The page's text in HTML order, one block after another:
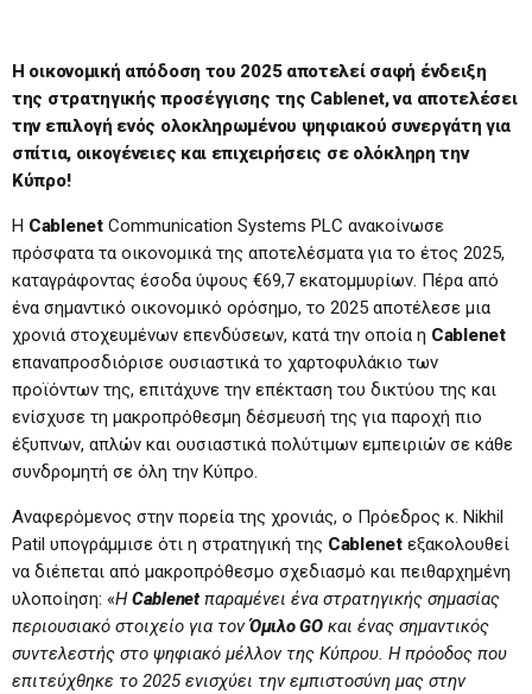
Η οικονομική απόδοση του 2025 αποτελεί σαφή ένδειξη
της στρατηγικής προσέγγισης της Cablenet, να αποτελέσει
την επιλογή ενός ολοκληρωμένου ψηφιακού συνεργάτη για
σπίτια, οικογένειες και επιχειρήσεις σε ολόκληρη την
Κύπρο!
Η CablenetCommunication Systems PLC ανακοίνωσε
πρόσφατα τα οικονομικά της αποτελέσματα για το έτος 2025,
καταγράφοντας έσοδα ύψους €69,7 εκατομμυρίων. Πέρα από
ένα σημαντικό οικονομικό ορόσημο, το 2025 αποτέλεσε μια
χρονιά στοχευμένων επενδύσεων, κατά την οποία η Cablenet
επαναπροσδιόρισε ουσιαστικά το χαρτοφυλάκιο των
προϊόντων της, επιτάχυνε την επέκταση του δικτύου της και
ενίσχυσε τη μακροπρόθεσμη δέσμευσή της για παροχή πιο
έξυπνων, απλών και ουσιαστικά πολύτιμων εμπειριών σε κάθε
συνδρομητή σε όλη την Κύπρο.
Αναφερόμενος στην πορεία της χρονιάς, ο Πρόεδρος κ. Nikhil
Patil υπογράμμισε ότι η στρατηγική της Cablenetεξακολουθεί
να διέπεται από μακροπρόθεσμο σχεδιασμό και πειθαρχημένη
υλοποίηση: «ΗCablenetπαραμένει ένα στρατηγικής σημασίας
περιουσιακό στοιχείο για τονΌμιλοGOκαι ένας σημαντικός
συντελεστής στο ψηφιακό μέλλον της Κύπρου. Η πρόοδος που
επιτεύχθηκε το 2025 ενισχύει την εμπιστοσύνη μας στην